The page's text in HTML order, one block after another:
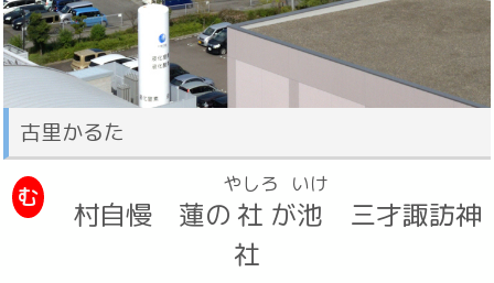
古里かるた
む 村自慢 蓮の 社
やしろ
が池
いけ
三才諏訪神
社